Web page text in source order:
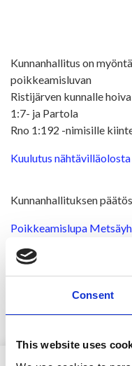
Consent
This website uses
Kunnanhallitus on
poikkeamisluvan
Ristijärven kunnalle
1:7- ja Partola
Rno 1:192 -nimisille
Kuulutus nähtävilläolosta
Kunnanhallituksen
Poikkeamislupa
Kokouskutsu 5.11.2018